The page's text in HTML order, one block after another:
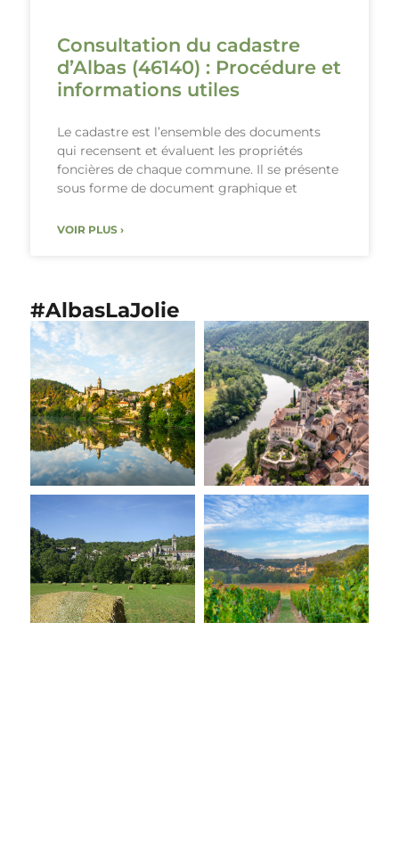
Consultation du cadastre
d’Albas (46140) : Procédure et
informations utiles
Le cadastre est l’ensemble des documents
qui recensent et évaluent les propriétés
foncières de chaque commune. Il se présente
sous forme de document graphique et
VOIR PLUS ›
#AlbasLaJolie